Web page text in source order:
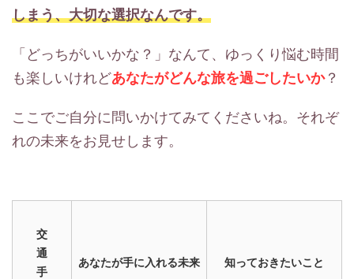
しまう、大切な選択なんです。
「どっちがいいかな？」なんて、ゆっくり悩む時間
も楽しいけれどあなたがどんな旅を過ごしたいか？
ここでご自分に問いかけてみてくださいね。それぞ
れの未来をお見せします。
交
通
手
あなたが手に入れる未来 知っておきたいこと